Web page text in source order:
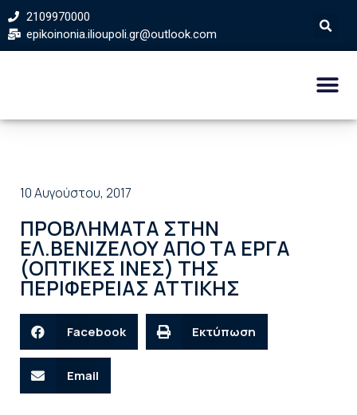
2109970000
epikoinonia.ilioupoli.gr@outlook.com
10 Αυγούστου, 2017
ΠΡΟΒΛΗΜΑΤΑ ΣΤΗΝ
ΕΛ.ΒΕΝΙΖΕΛΟΥ ΑΠΟ ΤΑ ΕΡΓΑ
(ΟΠΤΙΚΕΣ ΙΝΕΣ) ΤΗΣ
ΠΕΡΙΦΕΡΕΙΑΣ ΑΤΤΙΚΗΣ
Facebook Εκτύπωση
Email